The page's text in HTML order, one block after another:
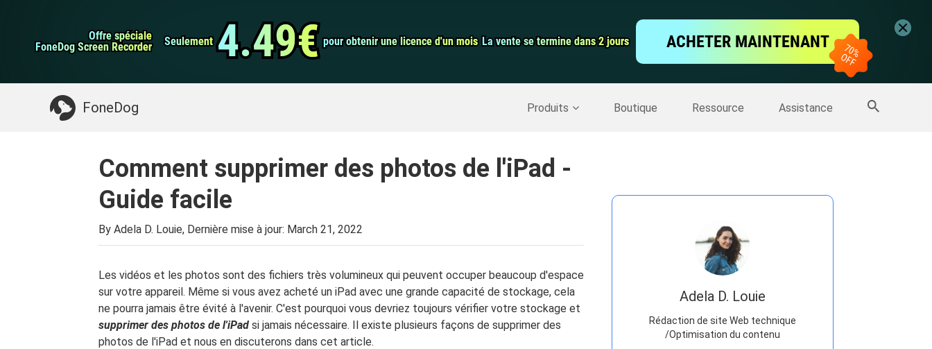
Offre spéciale
Offre spéciale
FoneDog Screen Recorder
FoneDog Screen Recorder Seulement
Seulement 4.49€
4.49€ pour obtenir une licence d'un mois
pour obtenir une licence d'un mois La vente se termine dans 2 jours
La vente se termine dans 2 jours ACHETER MAINTENANT
FoneDog Produits Boutique Ressource Assistance
Nettoyeur d'iPhone
données Android
Enregistreur d'écran
Quelque chose dont vous pourriez avoir besoin: Récupérer les données supprimées Sauvegarde IPhone>>Plus de produits
Comment supprimer des photos de l'iPad -
Guide facile
By Adela D. Louie, Dernière mise à jour: March 21, 2022
Les vidéos et les photos sont des fichiers très volumineux qui peuvent occuper beaucoup d'espace
sur votre appareil. Même si vous avez acheté un iPad avec une grande capacité de stockage, cela
ne pourra jamais être évité à l'avenir. C'est pourquoi vous devriez toujours vérifier votre stockage et
supprimer des photos de l'iPad si jamais nécessaire. Il existe plusieurs façons de supprimer des
photos de l'iPad et nous en discuterons dans cet article.
Adela D. Louie
Rédaction de site Web technique
/Optimisation du contenu